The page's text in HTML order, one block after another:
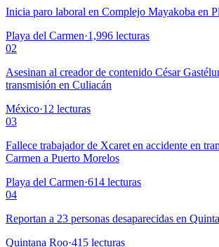
Inicia paro laboral en Complejo Mayakoba en
Playa del Carmen·1,996 lecturas
02
Asesinan al creador de contenido César
transmisión en Culiacán
México·12 lecturas
03
Fallece trabajador de Xcaret en accidente en
Carmen a Puerto Morelos
Playa del Carmen·614 lecturas
04
Reportan a 23 personas desaparecidas en
Quintana Roo·415 lecturas